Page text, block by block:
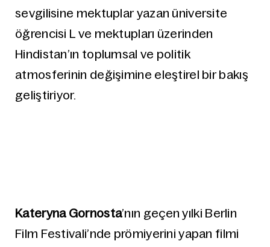
sevgilisine mektuplar yazan üniversite
öğrencisi L ve mektupları üzerinden
Hindistan’ın toplumsal ve politik
atmosferinin değişimine eleştirel bir bakış
geliştiriyor.
Kateryna Gornosta’nın geçen yılki Berlin
Film Festivali’nde prömiyerini yapan filmi